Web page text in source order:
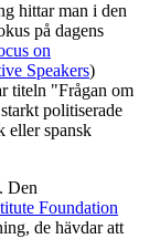
hittar man i den
på dagens
on
Speakers)
titeln "Frågan om
politiserade
eller spansk
Den
Foundation
de hävdar att